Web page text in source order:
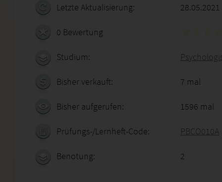
Letzte Aktualisierung: 28.05.2021
0 Bewertung
Studium:
Bisher verkauft: 7 mal
Bisher aufgerufen: 1596 mal
Prüfungs-/Lernheft-Code: PBCO010A
Benotung: 2